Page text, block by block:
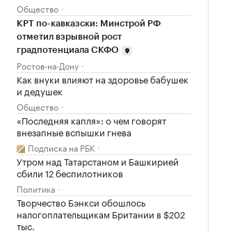
Общество
КРТ по-кавказски: Минстрой РФ
отметил взрывной рост
градпотенциала СКФО
Ростов-на-Дону
Как внуки влияют на здоровье бабушек
и дедушек
Общество
«Последняя капля»: о чем говорят
внезапные вспышки гнева
Подписка на РБК
Утром над Татарстаном и Башкирией
сбили 12 беспилотников
Политика
Творчество Бэнкси обошлось
налогоплательщикам Британии в $202
тыс.